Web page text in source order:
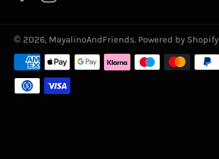
© 2026, MayalinoAndFriends. Powered by Shopify
Zahlungsmethoden